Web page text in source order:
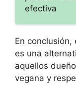
efectiva
En conclusión,
es una
aquellos
vegana y